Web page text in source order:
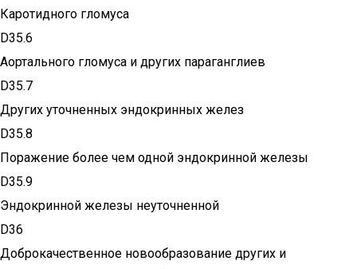
Каротидного гломуса
D35.6
Аортального гломуса и других параганглиев
D35.7
Других уточненных эндокринных желез
D35.8
Поражение более чем одной эндокринной железы
D35.9
Эндокринной железы неуточненной
D36
Доброкачественное новообразование других и